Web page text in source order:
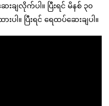
းချလိုက်ပါ။ ပြီးရင် မိနစ် ၃၀
ါ။ ပြီးရင် ရေထပ်ဆေးချပါ။